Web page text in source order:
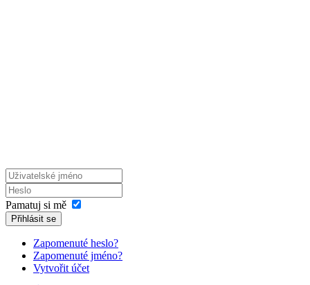
Pamatuj si mě
Přihlásit se
Zapomenuté heslo?
Zapomenuté jméno?
Vytvořit účet